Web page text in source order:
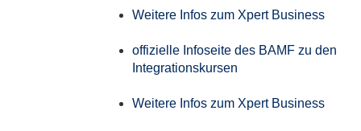
Weitere Infos zum Xpert Business
offizielle Infoseite des BAMF zu den
Integrationskursen
Weitere Infos zum Xpert Business